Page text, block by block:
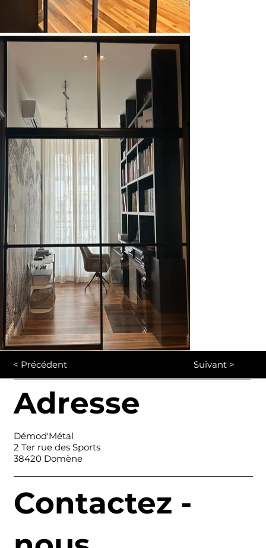
< Précédent Suivant >
Adresse
Démod'Métal
2 Ter rue des Sports
38420 Domène
Contactez -